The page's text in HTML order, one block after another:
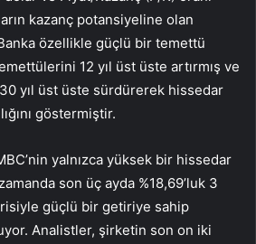
kazanç potansiyeline olan
özellikle güçlü bir temettü
12 yıl üst üste artırmış ve
yıl üst üste sürdürerek hissedar
göstermiştir.
yalnızca yüksek bir hissedar
son üç ayda %18,69’luk 3
güçlü bir getiriye sahip
Analistler, şirketin son on iki